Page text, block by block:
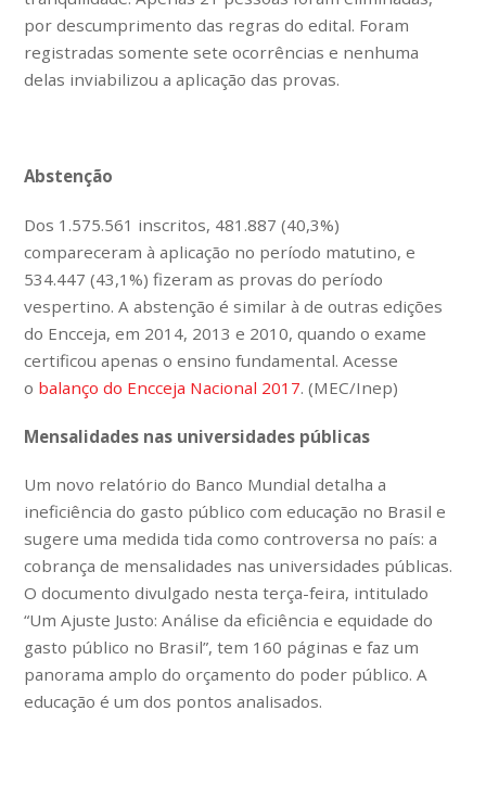
por descumprimento das regras do edital. Foram
registradas somente sete ocorrências e nenhuma
delas inviabilizou a aplicação das provas.
Abstenção
Dos 1.575.561 inscritos, 481.887 (40,3%)
compareceram à aplicação no período matutino, e
534.447 (43,1%) fizeram as provas do período
vespertino. A abstenção é similar à de outras edições
do Encceja, em 2014, 2013 e 2010, quando o exame
certificou apenas o ensino fundamental. Acesse
o balanço do Encceja Nacional 2017. (MEC/Inep)
Mensalidades nas universidades públicas
Um novo relatório do Banco Mundial detalha a
ineficiência do gasto público com educação no Brasil e
sugere uma medida tida como controversa no país: a
cobrança de mensalidades nas universidades públicas.
O documento divulgado nesta terça-feira, intitulado
“Um Ajuste Justo: Análise da eficiência e equidade do
gasto público no Brasil”, tem 160 páginas e faz um
panorama amplo do orçamento do poder público. A
educação é um dos pontos analisados.